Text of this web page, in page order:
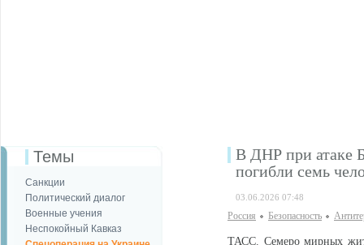
Темы
Санкции
Политический диалог
Военные учения
Неспокойный Кавказ
В ДНР при атаке
погибли семь
03.06.2026 07:48
Россия Безопаcность
ТАСС. Семеро мирных